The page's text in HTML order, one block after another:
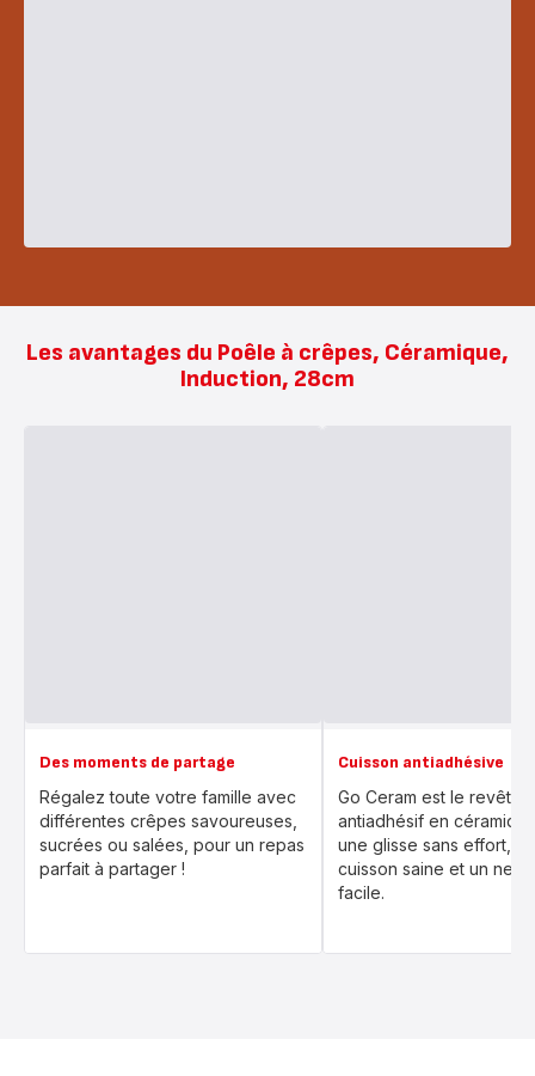
Les avantages du Poêle à crêpes, Céramique,
Induction, 28cm
Des moments de partage
Régalez toute votre famille avec
différentes crêpes savoureuses,
sucrées ou salées, pour un repas
parfait à partager !
Cuisson antiadhésive
Go Ceram est le
antiadhésif en
une glisse sans effort,
cuisson saine et un
facile.